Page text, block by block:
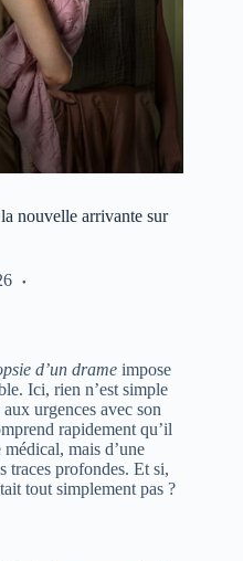
nouvelle arrivante sur
d’un drame impose
Ici, rien n’est simple
urgences avec son
rapidement qu’il
médical, mais d’une
traces profondes. Et si,
tout simplement pas ?